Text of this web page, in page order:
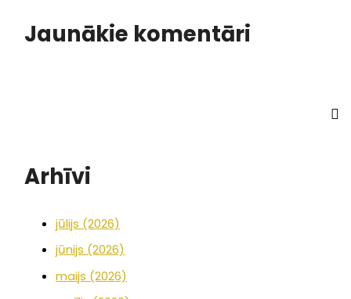
Jaunākie komentāri
Arhīvi
jūlijs (2026)
jūnijs (2026)
maijs (2026)